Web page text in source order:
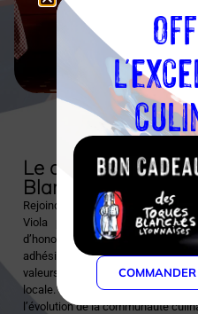
Le chef et
Blanches Lyonnaises
Rejoindre les Toques Blanches
Viola plus qu’une affiliation
d’honorer et de perpétuer la
adhésion lui permet de
valeurs et de contribuer
locale. C’est également un
l’évolution de la communauté
Découvrir